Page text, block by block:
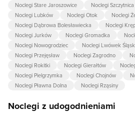
Noclegi Stare Jaroszowice
Noclegi Szczytnica
Noclegi Lubków
Noclegi Otok Noclegi
Noclegi Dąbrowa Bolesławiecka
Noclegi
Noclegi Jurków
Noclegi Gromadka
Noclegi Nowogrodziec
Noclegi Lwówek
Noclegi Przejęsław
Noclegi Zagrodno
Noclegi Rokitki
Noclegi Gierałtów
Noclegi Pielgrzymka
Noclegi Chojnów
Noclegi Pławna Dolna
Noclegi Rząsiny
Noclegi z udogodnieniami